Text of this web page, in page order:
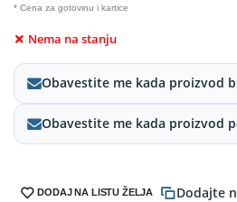
* Cena za gotovinu i kartice
Nema na stanju
Obavestite me kada proizvod
Obavestite me kada proizvod
DODAJ NA LISTU ŽELJA Dodajte